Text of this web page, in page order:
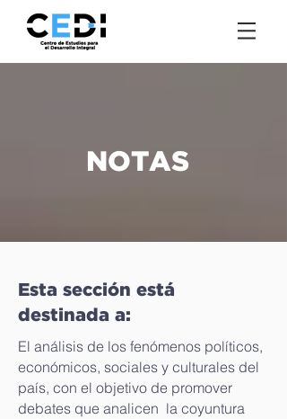
NOTAS
Esta sección está
destinada a:
El análisis de los fenómenos políticos,
económicos, sociales y culturales del
país, con el objetivo de promover
debates que analicen la coyuntura